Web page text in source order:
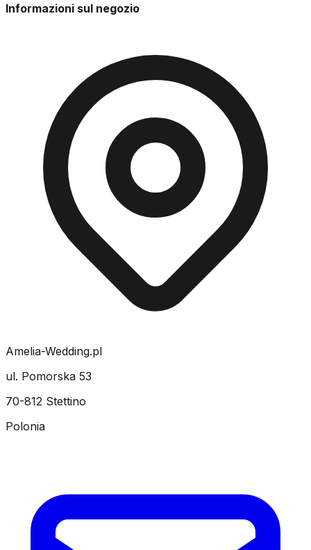
Informazioni sul negozio
Amelia-Wedding.pl
ul. Pomorska 53
70-812 Stettino
Polonia